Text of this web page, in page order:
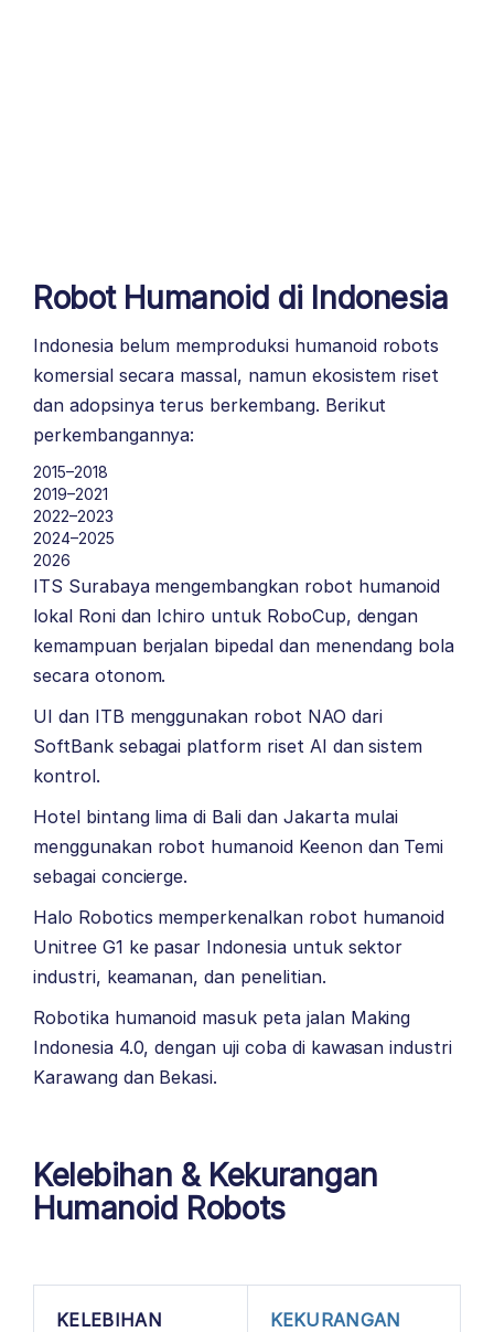
Robot Humanoid di Indonesia
Indonesia belum memproduksi humanoid robots
komersial secara massal, namun ekosistem riset
dan adopsinya terus berkembang. Berikut
perkembangannya:
2015–2018
2019–2021
2022–2023
2024–2025
2026
ITS Surabaya mengembangkan robot humanoid
lokal Roni dan Ichiro untuk RoboCup, dengan
kemampuan berjalan bipedal dan menendang bola
secara otonom.
UI dan ITB menggunakan robot NAO dari
SoftBank sebagai platform riset AI dan sistem
kontrol.
Hotel bintang lima di Bali dan Jakarta mulai
menggunakan robot humanoid Keenon dan Temi
sebagai concierge.
Halo Robotics memperkenalkan robot humanoid
Unitree G1 ke pasar Indonesia untuk sektor
industri, keamanan, dan penelitian.
Robotika humanoid masuk peta jalan Making
Indonesia 4.0, dengan uji coba di kawasan industri
Karawang dan Bekasi.
Kelebihan & Kekurangan
Humanoid Robots
KELEBIHAN KEKURANGAN